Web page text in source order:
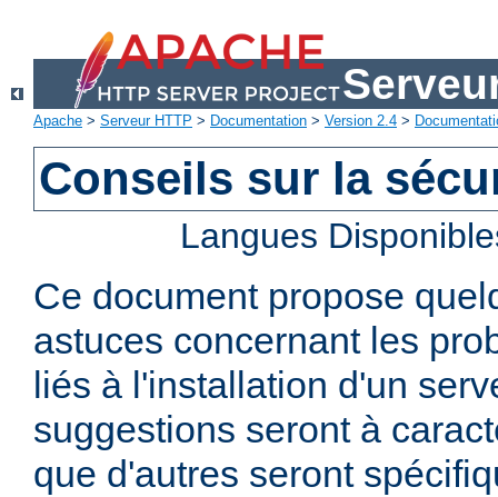
Apache > Serveur HTTP > Documentation > Version 2.4 >
Conseils sur la
Langues
Ce document propose
astuces concernant les
liés à l'installation d'un
suggestions seront à
que d'autres seront